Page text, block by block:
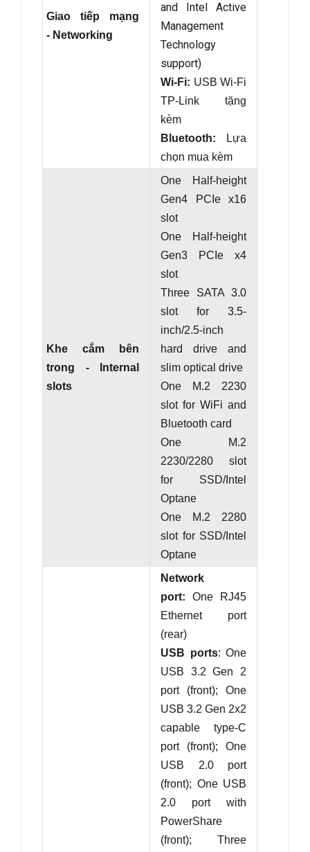
Giao tiếp mạng
- Networking
and Intel Active
Management
Technology
support)
Wi-Fi: USB Wi-Fi
TP-Link tặng
kèm
Bluetooth: Lựa
chọn mua kèm
Khe cắm bên
trong - Internal
slots
One Half-height
Gen4 PCIe x16
slot
One Half-height
Gen3 PCIe x4
slot
Three SATA 3.0
slot for 3.5-
inch/2.5-inch
hard drive and
slim optical drive
One M.2 2230
slot for WiFi and
Bluetooth card
One M.2
2230/2280 slot
for SSD/Intel
Optane
One M.2 2280
slot for SSD/Intel
Optane
Network
port: One RJ45
Ethernet port
(rear)
USB ports: One
USB 3.2 Gen 2
port (front); One
USB 3.2 Gen 2x2
capable type-C
port (front); One
USB 2.0 port
(front); One USB
2.0 port with
PowerShare
(front); Three